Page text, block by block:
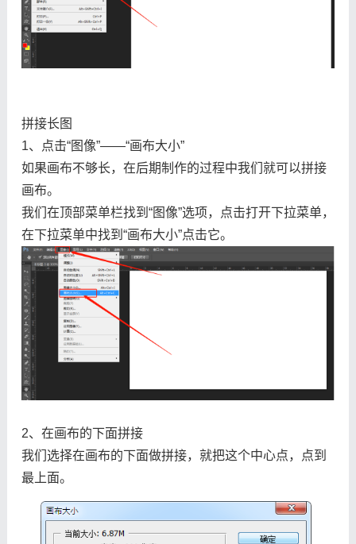
拼接长图
1、点击“图像”——“画布大小”
如果画布不够长，在后期制作的过程中我们就可以拼接
画布。
我们在顶部菜单栏找到“图像”选项，点击打开下拉菜单，
在下拉菜单中找到“画布大小”点击它。
2、在画布的下面拼接
我们选择在画布的下面做拼接，就把这个中心点，点到
最上面。